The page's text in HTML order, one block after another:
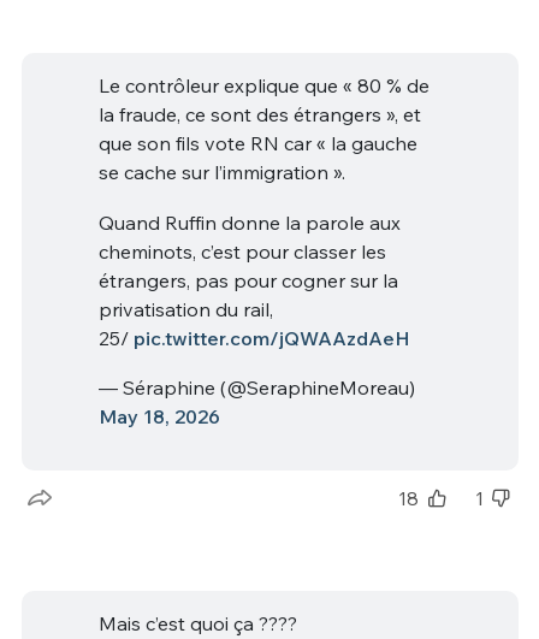
Le contrôleur explique que « 80 % de
la fraude, ce sont des étrangers », et
que son fils vote RN car « la gauche
se cache sur l’immigration ».
Quand Ruffin donne la parole aux
cheminots, c’est pour classer les
étrangers, pas pour cogner sur la
privatisation du rail,
25/ pic.twitter.com/jQWAAzdAeH
— Séraphine (@SeraphineMoreau)
May 18, 2026
18 1
Mais c’est quoi ça ????